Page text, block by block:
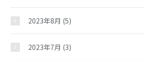
教室紹介
夢ステーション
2023年8月 (5)
2023年7月 (3)